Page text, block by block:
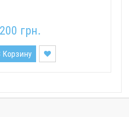
грн.
Корзину